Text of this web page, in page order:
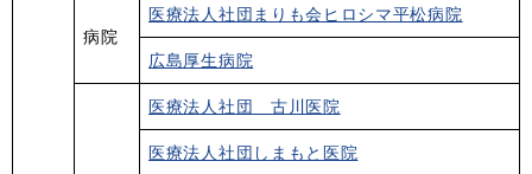
病院
医療法人社団まりも会ヒロシマ平松病院
広島厚生病院
医療法人社団 古川医院
医療法人社団しまもと医院